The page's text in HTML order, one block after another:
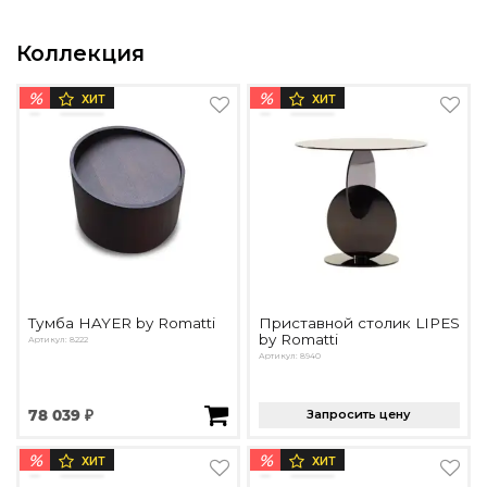
Все категории товаров
Реализованные проекты
Коллекция
% ХИТ
Тумба HAYER by Romatti
Артикул: 8222
78 039 ₽
% ХИТ
Приставной столик LIPES
by Romatti
Артикул: 8940
Запросить цену
% ХИТ % ХИТ